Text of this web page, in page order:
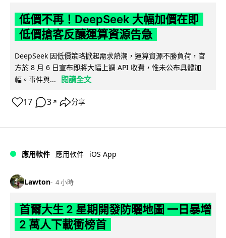
低價不再！DeepSeek 大幅加價在即
低價搶客反釀運算資源告急
DeepSeek 因低價策略掀起需求熱潮，運算資源不勝負荷，官
方於 8 月 6 日宣布即將大幅上調 API 收費，惟未公布具體加
幅。事件與...
閱讀全文
17 3 ↗ 分享
應用軟件 應用軟件 iOS App
Lawton 4 小時
首爾大生 2 星期開發防曬地圖 一日暴增
2 萬人下載衝榜首